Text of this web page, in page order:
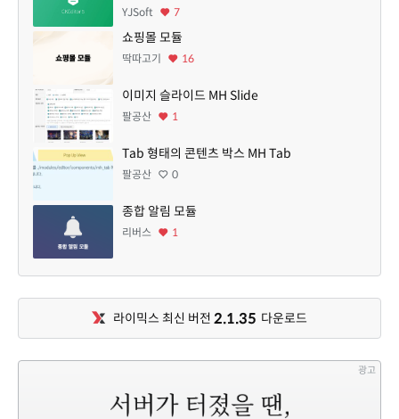
YJSoft 7
쇼핑몰 모듈
딱따고기 16
이미지 슬라이드 MH Slide
팔공산 1
Tab 형태의 콘텐츠 박스 MH Tab
팔공산 0
종합 알림 모듈
리버스 1
라이믹스 최신 버전 2.1.35 다운로드
광고